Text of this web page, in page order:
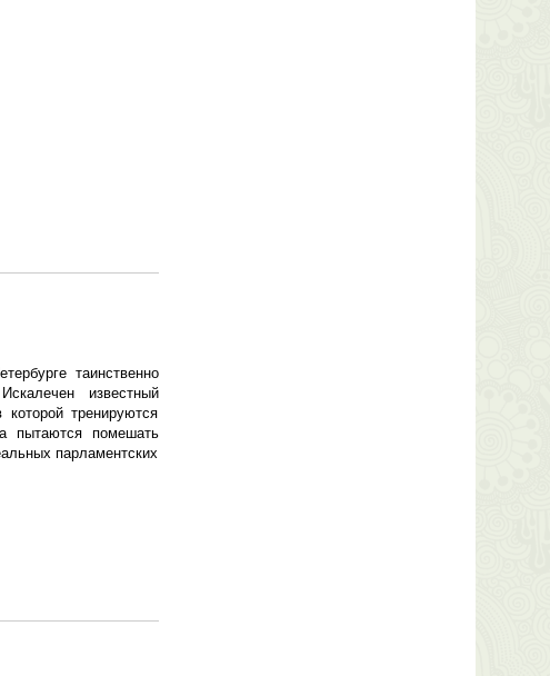
таинственно
известный
тренируются
пытаются помешать
парламентских